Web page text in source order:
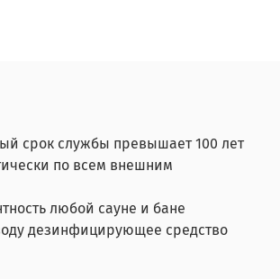
срок службы превышает 100 лет
по всем внешним
любой сауне и бане
дезинфицирующее средство